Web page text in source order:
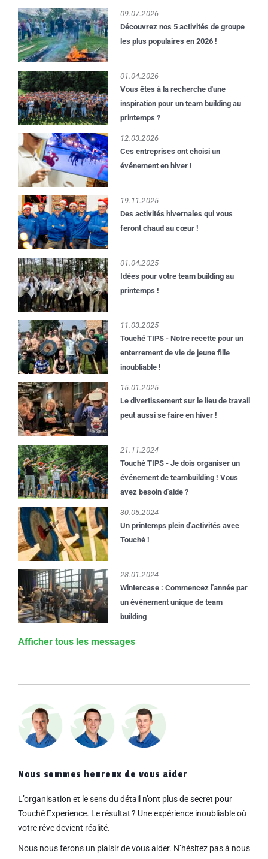
LIEUX
DE TOUCHÉ
BLOG
DE PRIX
FR EN
09.07.2026
Découvrez nos 5 activités de groupe
les plus populaires en 2026 !
01.04.2026
Vous êtes à la recherche d'une
inspiration pour un team building au
printemps ?
12.03.2026
Ces entreprises ont choisi un
événement en hiver !
19.11.2025
Des activités hivernales qui vous
feront chaud au cœur !
01.04.2025
Idées pour votre team building au
printemps !
11.03.2025
Touché TIPS - Notre recette pour un
enterrement de vie de jeune fille
inoubliable !
15.01.2025
Le divertissement sur le lieu de travail
peut aussi se faire en hiver !
21.11.2024
Touché TIPS - Je dois organiser un
événement de teambuilding ! Vous
avez besoin d'aide ?
30.05.2024
Un printemps plein d'activités avec
Touché !
28.01.2024
Wintercase : Commencez l'année par
un événement unique de team
building
Afficher tous les messages
Nous sommes heureux de vous aider
L’organisation et le sens du détail n’ont plus de secret pour
Touché Experience. Le résultat ? Uneexpérience inoubliable où
votre rêve devient réalité.
Nous nous ferons un plaisir de vous aider. N’hésitez pas à nous